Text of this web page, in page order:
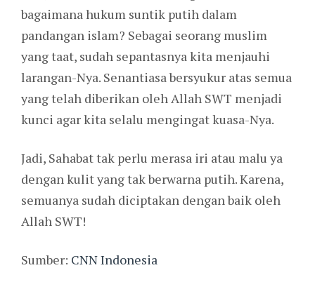
bagaimana hukum suntik putih dalam
pandangan islam? Sebagai seorang muslim
yang taat, sudah sepantasnya kita menjauhi
larangan-Nya. Senantiasa bersyukur atas semua
yang telah diberikan oleh Allah SWT menjadi
kunci agar kita selalu mengingat kuasa-Nya.
Jadi, Sahabat tak perlu merasa iri atau malu ya
dengan kulit yang tak berwarna putih. Karena,
semuanya sudah diciptakan dengan baik oleh
Allah SWT!
Sumber: CNN Indonesia